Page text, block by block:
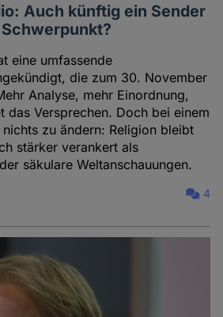
Auch künftig ein Sender
eine umfassende
die zum 30. November
Analyse, mehr Einordnung,
das Versprechen. Doch bei einem
zu ändern: Religion bleibt
stärker verankert als
säkulare Weltanschauungen.
4